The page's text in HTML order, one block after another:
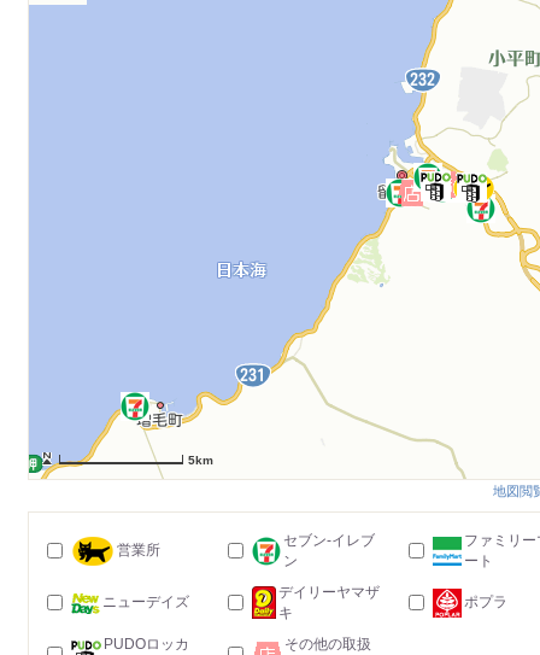
5km
地図閲
営業所
セブン-イレブ
ン
ファミリー
ート
ニューデイズ
デイリーヤマザ
キ
ポプラ
PUDOロッカ
その他の取扱